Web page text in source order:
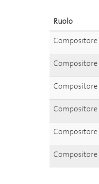
Ruolo
Compositore
Compositore
Compositore
Compositore
Compositore
Compositore